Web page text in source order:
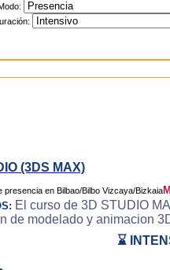
(3DS MAX)
El curso de 3D STUDIO
de modelado y animacion
⌛